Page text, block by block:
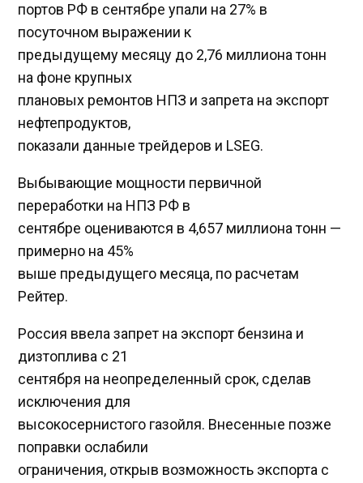
портов РФ в сентябре упали на 27% в
посуточном выражении к
предыдущему месяцу до 2,76 миллиона тонн
на фоне крупных
плановых ремонтов НПЗ и запрета на экспорт
нефтепродуктов,
показали данные трейдеров и LSEG.
Выбывающие мощности первичной
переработки на НПЗ РФ в
сентябре оцениваются в 4,657 миллиона тонн —
примерно на 45%
выше предыдущего месяца, по расчетам
Рейтер.
Россия ввела запрет на экспорт бензина и
дизтоплива с 21
сентября на неопределенный срок, сделав
исключения для
высокосернистого газойля. Внесенные позже
поправки ослабили
ограничения, открыв возможность экспорта с